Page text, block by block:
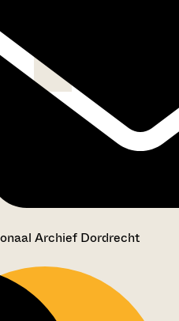
Archief Dordrecht